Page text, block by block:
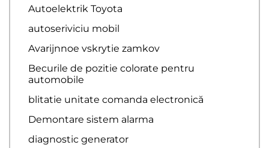
Autoelektrik Toyota
autoseriviciu mobil
Avarijnnoe vskrytie zamkov
Becurile de pozitie colorate pentru
automobile
blitatie unitate comanda electronică
Demontare sistem alarma
diagnostic generator